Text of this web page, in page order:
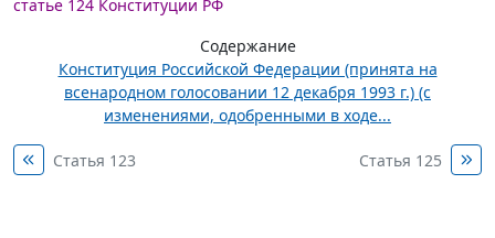
статье 124 Конституции РФ
Содержание
Конституция Российской Федерации (принята на
всенародном голосовании 12 декабря 1993 г.) (с
изменениями, одобренными в ходе...
Статья 123 Статья 125